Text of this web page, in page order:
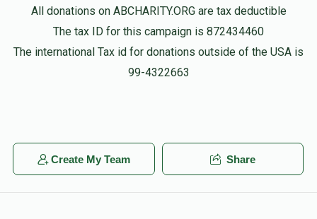
All donations on ABCHARITY.ORG are tax deductible
The tax ID for this campaign is 872434460
The international Tax id for donations outside of the USA is
99-4322663
Create My Team Share